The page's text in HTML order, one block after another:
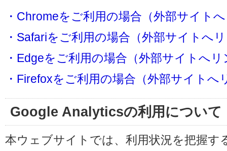
・Chromeをご利用の場合（外部サイト
・Safariをご利用の場合（外部サイトへ
・Edgeをご利用の場合（外部サイトへリ
・Firefoxをご利用の場合（外部サイトへ
Google Analyticsの利用について
本ウェブサイトでは、利用状況を把握す